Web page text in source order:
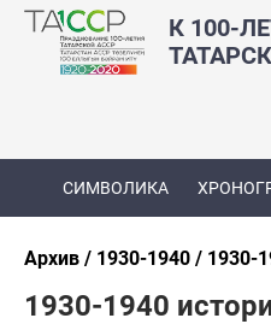
К 100-
СИМВОЛИКА
Архив 1930-1940 1930-
1930-1940